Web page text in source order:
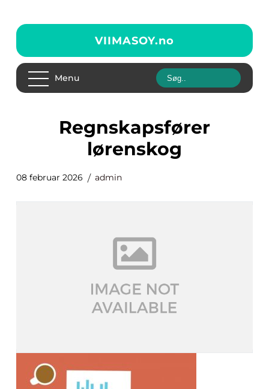
VIIMASOY.no
Menu
regnskapsfører
lørenskog
08 februar 2026 admin